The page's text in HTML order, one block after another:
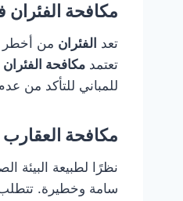
مكافحة الفئران
تعد الفئران من أخطر
تعتمدمكافحة الفئران
للمباني للتأكد من
مكافحة
نظرًا لطبيعة البيئة
سامة وخطيرة.